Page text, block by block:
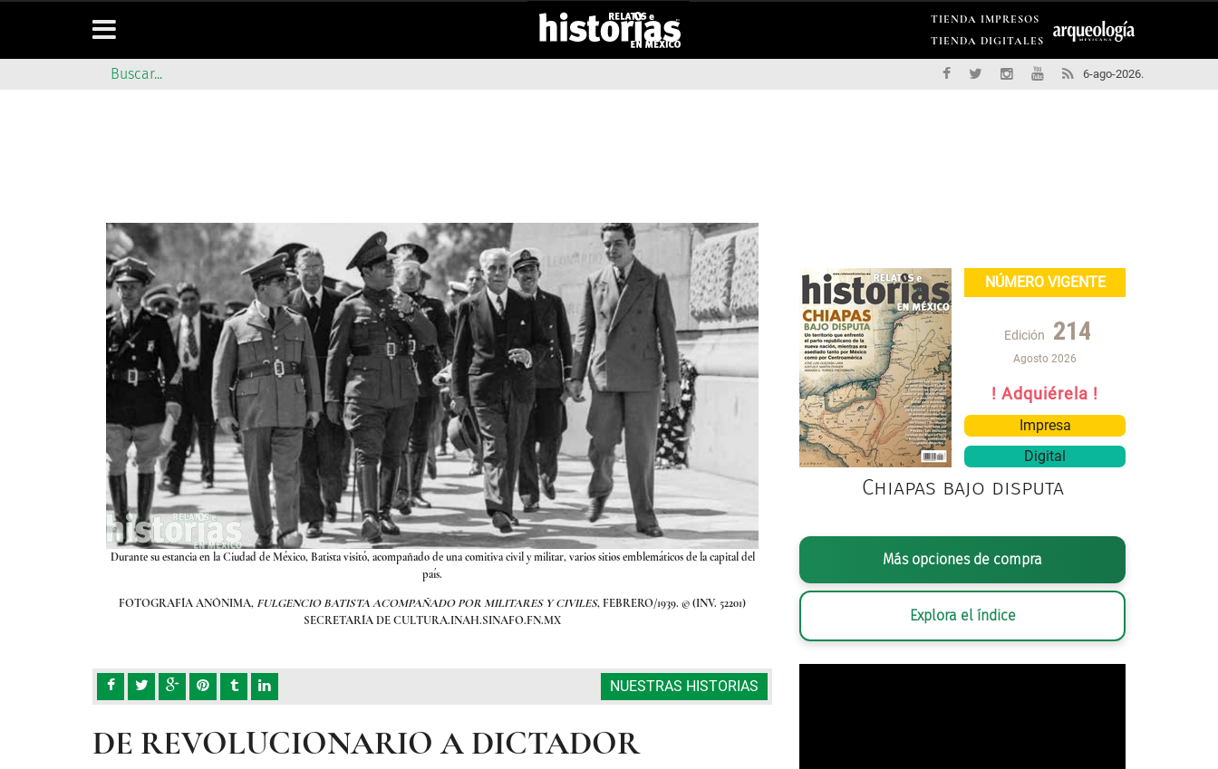
TIENDA IMPRESOS
TIENDA DIGITALES
6-ago-2026.
Durante su estancia en la Ciudad de México, Batista visitó, acompañado de una comitiva civil y militar, varios sitios emblemáticos de la capital del
país.
FOTOGRAFÍA ANÓNIMA, FULGENCIO BATISTA ACOMPAÑADO POR MILITARES Y CIVILES, FEBRERO/1939. © (INV. 52201)
SECRETARÍA DE CULTURA.INAH.SINAFO.FN.MX
Durante su estancia en la Ciudad de México, Batista visitó, acompañado de una comitiva civil y
FOTOGRAFÍA ANÓNIMA,
FULGENCIO BATISTA ACOMPAÑADO POR MILITARES Y
SECRETARÍA DE CULTURA.INAH.SINAFO.FN.MX
NUESTRAS HISTORIAS
DE REVOLUCIONARIO A DICTADOR
NÚMERO VIGENTE
Edición 214
Agosto 2026
! Adquiérela !
Impresa
Digital
Chiapas bajo disputa
Más opciones de compra
Explora el índice